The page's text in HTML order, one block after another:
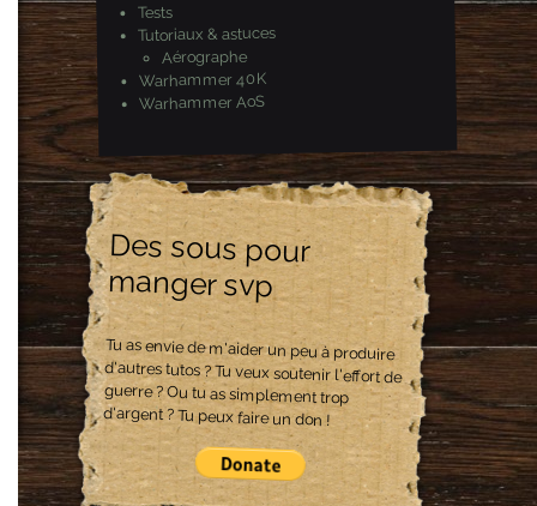
Tests
Tutoriaux & astuces
Aérographe
Warhammer 40K
Warhammer AoS
Des sous pour
manger svp
Tu as envie de m'aider un peu à produire
d'autres tutos ? Tu veux soutenir l'effort de
guerre ? Ou tu as simplement trop
d'argent ? Tu peux faire un don !